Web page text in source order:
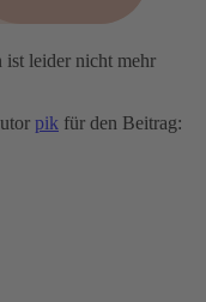
ist leider nicht mehr
pik für den Beitrag: